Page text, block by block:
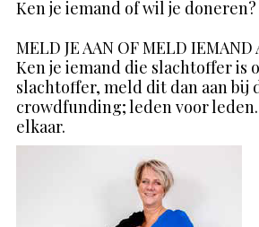
Ken je iemand of wil je doneren?
MELD JE AAN OF MELD IEMAND
Ken je iemand die slachtoffer is
slachtoffer, meld dit dan aan bij
crowdfunding; leden voor
elkaar.